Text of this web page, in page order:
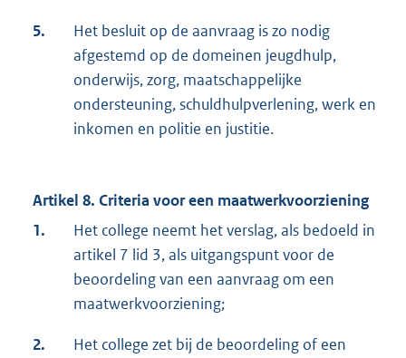
5.
Het besluit op de aanvraag is zo nodig
afgestemd op de domeinen jeugdhulp,
onderwijs, zorg, maatschappelijke
ondersteuning, schuldhulpverlening, werk en
inkomen en politie en justitie.
Artikel 8. Criteria voor een maatwerkvoorziening
1.
Het college neemt het verslag, als bedoeld in
artikel 7 lid 3, als uitgangspunt voor de
beoordeling van een aanvraag om een
maatwerkvoorziening;
2.
Het college zet bij de beoordeling of een